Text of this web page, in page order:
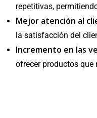
repetitivas,
Mejor atención al
la satisfacción del
Incremento en las
ofrecer productos que